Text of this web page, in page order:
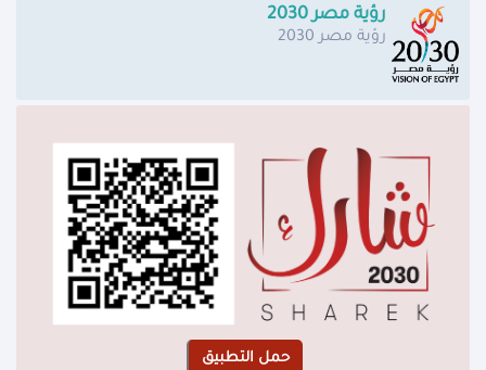
رؤية مصر 2030
رؤية مصر 2030